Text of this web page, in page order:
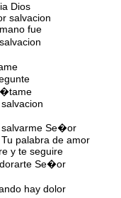
Dios
salvacion
fue
salvarme Se�or
palabra de amor
y te seguire
Se�or
hay dolor